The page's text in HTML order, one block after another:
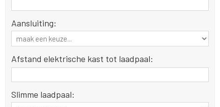
Aansluiting:
Afstand elektrische kast tot laadpaal:
Slimme laadpaal: